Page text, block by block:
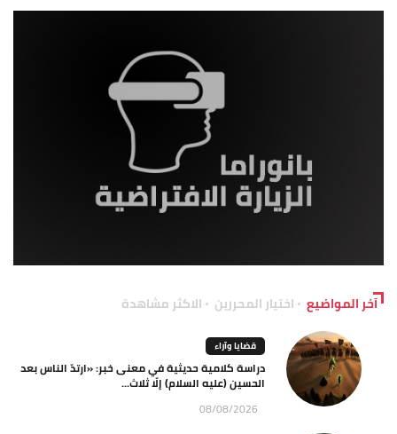
آخر المواضيع اختيار المحررين الاكثر مشاهدة
قضايا وآراء
دراسة كلامية حديثية في معنى خبر: «ارتدّ الناس بعد
الحسين (عليه السلام) إلّا ثلاث...
08/08/2026